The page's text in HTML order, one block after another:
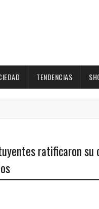
TENDENCIAS
ratificaron su